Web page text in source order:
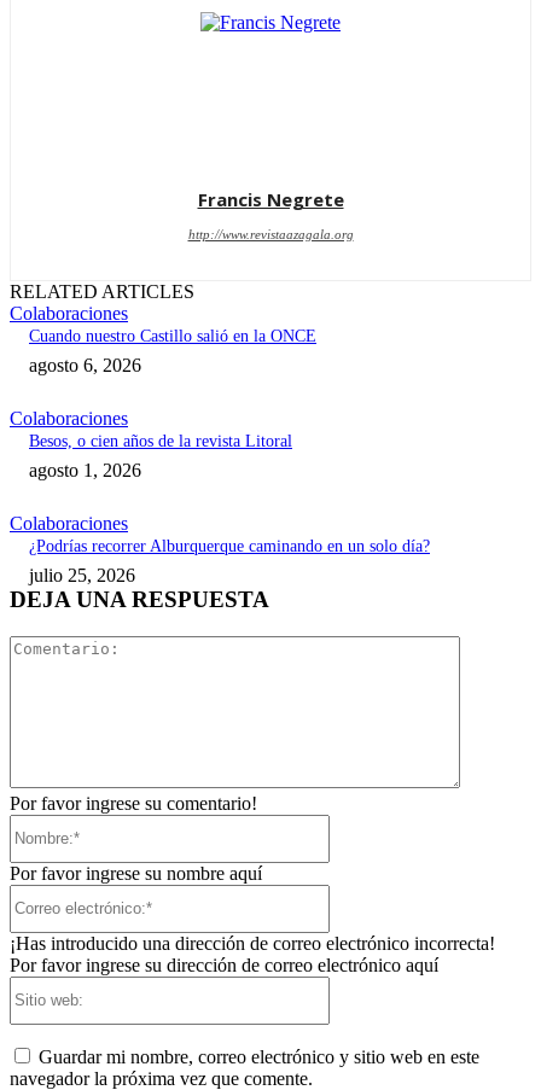
Francis Negrete
http://www.revistaazagala.org
RELATED ARTICLES
Colaboraciones
Cuando nuestro Castillo salió en la ONCE
agosto 6, 2026
Colaboraciones
Besos, o cien años de la revista Litoral
agosto 1, 2026
Colaboraciones
¿Podrías recorrer Alburquerque caminando en un solo día?
julio 25, 2026
DEJA UNA RESPUESTA
Por favor ingrese su comentario!
Por favor ingrese su nombre aquí
¡Has introducido una dirección de correo electrónico incorrecta!
Por favor ingrese su dirección de correo electrónico aquí
Guardar mi nombre, correo electrónico y sitio web en este
navegador la próxima vez que comente.